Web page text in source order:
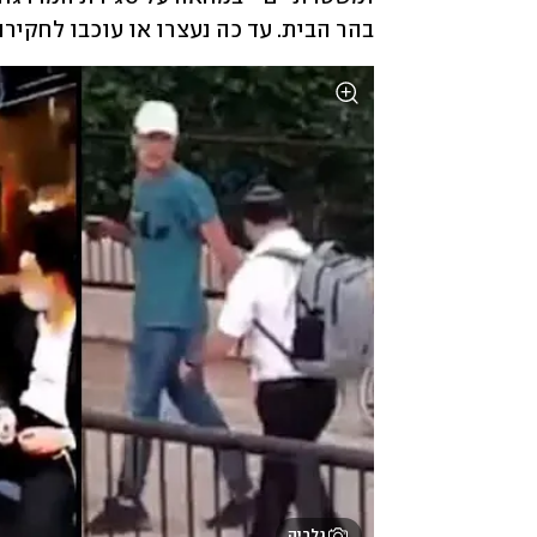
בהר הבית. עד כה נעצרו או עוכבו לחקירה 50